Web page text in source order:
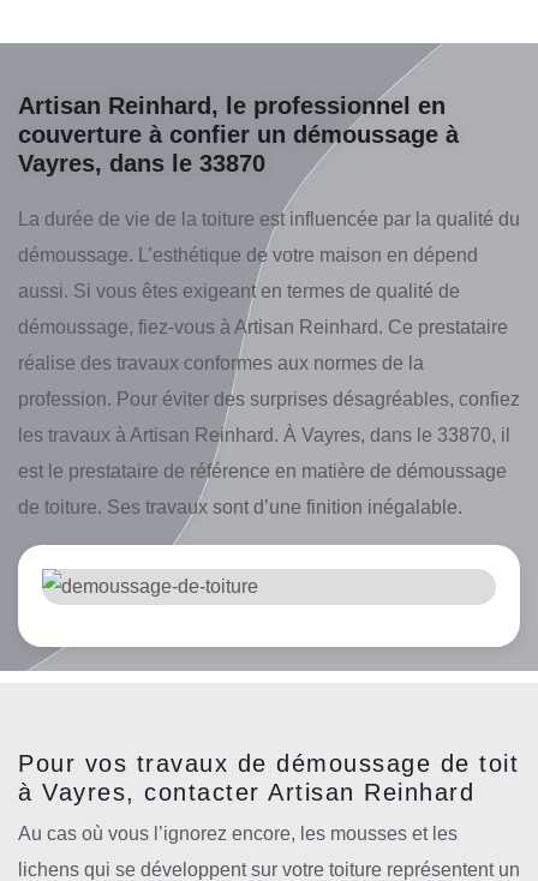
Artisan Reinhard, le professionnel en
couverture à confier un démoussage à
Vayres, dans le 33870
La durée de vie de la toiture est influencée par la qualité du
démoussage. L’esthétique de votre maison en dépend
aussi. Si vous êtes exigeant en termes de qualité de
démoussage, fiez-vous à Artisan Reinhard. Ce prestataire
réalise des travaux conformes aux normes de la
profession. Pour éviter des surprises désagréables, confiez
les travaux à Artisan Reinhard. À Vayres, dans le 33870, il
est le prestataire de référence en matière de démoussage
de toiture. Ses travaux sont d’une finition inégalable.
Pour vos travaux de démoussage de toit
à Vayres, contacter Artisan Reinhard
Au cas où vous l’ignorez encore, les mousses et les
lichens qui se développent sur votre toiture représentent un